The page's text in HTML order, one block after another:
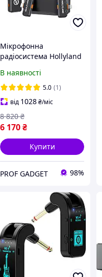
Мікрофонна
радіосистема Hollyland
Combo
В наявності
5.0 (1)
від 1028₴/міс
6 170₴
8 820 ₴
Купити
PROF GADGET 98%